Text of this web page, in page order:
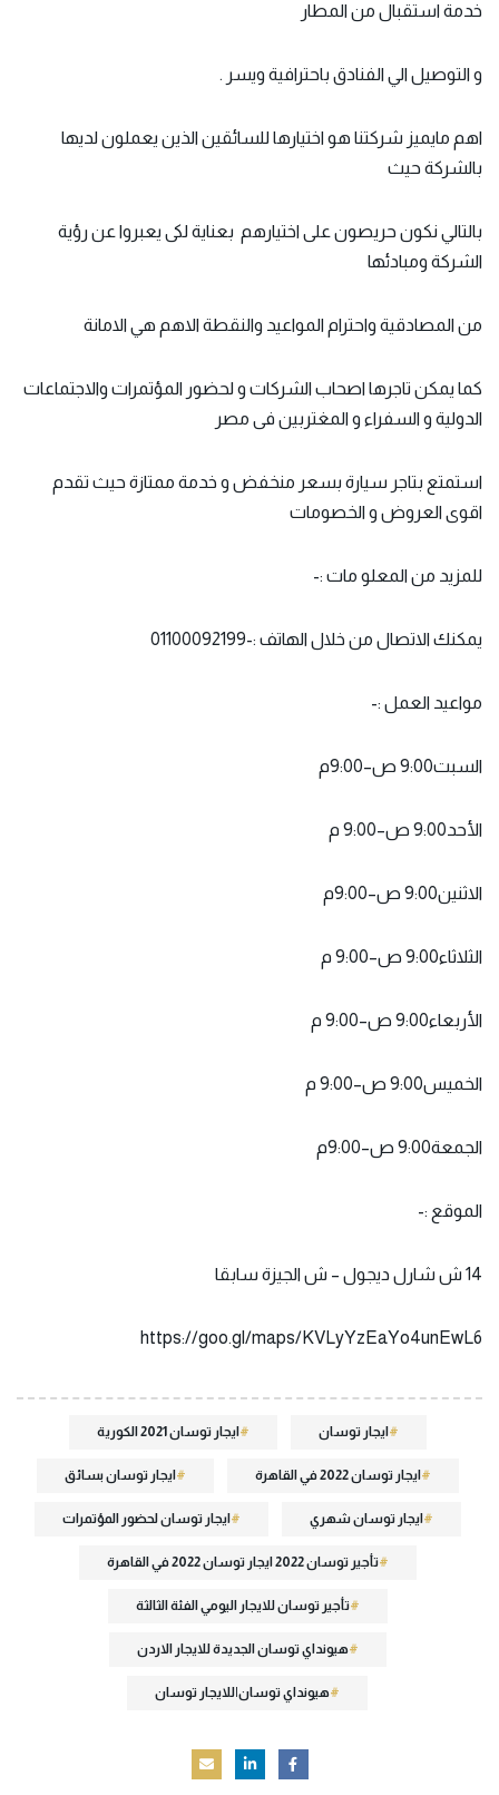
خدمة استقبال من المطار
و التوصيل الي الفنادق باحترافية ويسر .
اهم مايميز شركتنا هو اختيارها للسائقين الذين يعملون لديها
بالشركة حيث
بالتالي نكون حريصون على اختيارهم بعناية لكى يعبروا عن رؤية
الشركة ومبادئها
من المصادقية واحترام المواعيد والنقطة الاهم هي الامانة
كما يمكن تاجرها اصحاب الشركات و لحضور المؤتمرات والاجتماعات
الدولية و السفراء و المغتربين فى مصر
استمتع بتاجر سيارة بسعر منخفض و خدمة ممتازة حيث تقدم
اقوى العروض و الخصومات
للمزيد من المعلو مات :-
يمكنك الاتصال من خلال الهاتف :-01100092199
مواعيد العمل :-
السبت9:00 ص–9:00م
الأحد9:00 ص–9:00 م
الاثنين9:00 ص–9:00م
الثلاثاء9:00 ص–9:00 م
الأربعاء9:00 ص–9:00 م
الخميس9:00 ص–9:00 م
الجمعة9:00 ص–9:00م
الموقع :-
14 ش شارل ديجول – ش الجيزة سابقا
https://goo.gl/maps/KVLyYzEaYo4unEwL6
ايجار توسان ايجار توسان 2021 الكورية
ايجار توسان 2022 في القاهرة ايجار توسان بسائق
ايجار توسان شهري ايجار توسان لحضور المؤتمرات
تأجير توسان 2022 ايجار توسان 2022 في القاهرة
تأجير توسان للايجار اليومي الفئة الثالثة
هيونداي توسان الجديدة للايجار الاردن
هيونداي توسان|للايجار توسان